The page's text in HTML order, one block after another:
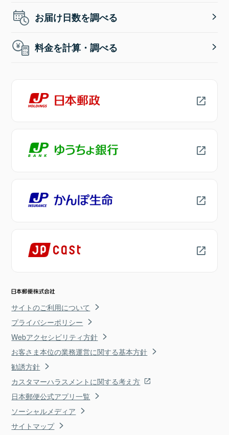
お届け日数を調べる
料金を計算・調べる
サイトのご利用について
プライバシーポリシー
Webアクセシビリティ方針
お客さま本位の業務運営に関する基本方針
勧誘方針
カスタマーハラスメントに関する考え方
日本郵便公式アプリ一覧
ソーシャルメディア
サイトマップ